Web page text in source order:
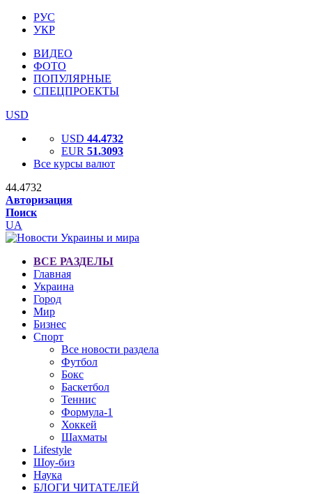
РУС
УКР
ВИДЕО
ФОТО
ПОПУЛЯРНЫЕ
СПЕЦПРОЕКТЫ
USD
USD 44.4732
EUR 51.3093
Все курсы валют
44.4732
Авторизация
Поиск
UA
ВСЕ РАЗДЕЛЫ
Главная
Украина
Город
Мир
Бизнес
Спорт
Все новости раздела
Футбол
Бокс
Баскетбол
Теннис
Формула-1
Хоккей
Шахматы
Lifestyle
Шоу-биз
Наука
БЛОГИ ЧИТАТЕЛЕЙ